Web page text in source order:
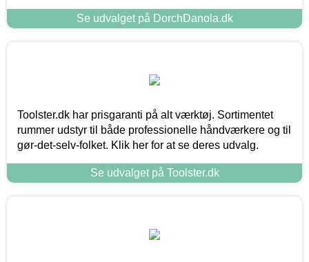
Se udvalget på DorchDanola.dk
Toolster.dk har prisgaranti på alt værktøj. Sortimentet
rummer udstyr til både professionelle håndværkere og til
gør-det-selv-folket. Klik her for at se deres udvalg.
Se udvalget på Toolster.dk